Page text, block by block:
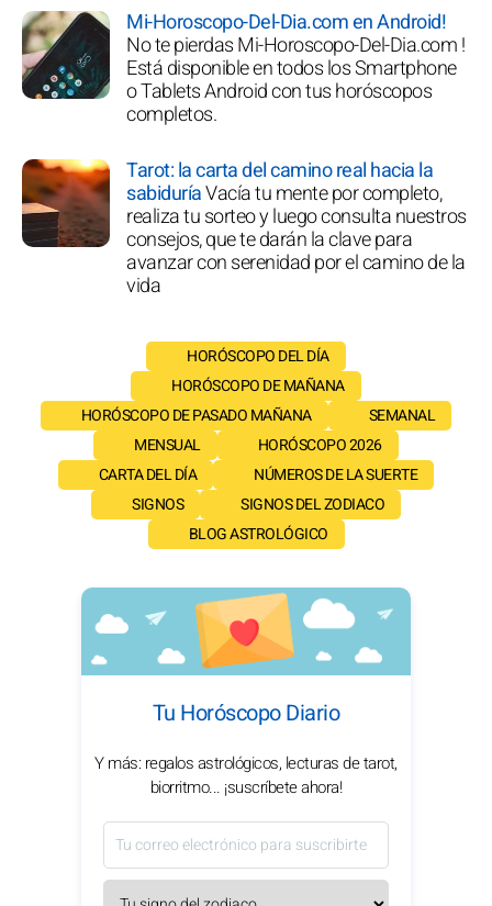
Mi-Horoscopo-Del-Dia.com en Android!
No te pierdas Mi-Horoscopo-Del-Dia.com !
Está disponible en todos los Smartphone
o Tablets Android con tus horóscopos
completos.
Tarot: la carta del camino real hacia la
sabiduríaVacía tu mente por completo,
realiza tu sorteo y luego consulta nuestros
consejos, que te darán la clave para
avanzar con serenidad por el camino de la
vida
HORÓSCOPO DEL DÍA
HORÓSCOPO DE MAÑANA
HORÓSCOPO DE PASADO MAÑANA
SEMANAL
MENSUAL
HORÓSCOPO 2026
CARTA DEL DÍA
NÚMEROS DE LA SUERTE
SIGNOS
SIGNOS DEL ZODIACO
BLOG ASTROLÓGICO
Tu Horóscopo Diario
Y más: regalos astrológicos, lecturas de tarot,
biorritmo... ¡suscríbete ahora!